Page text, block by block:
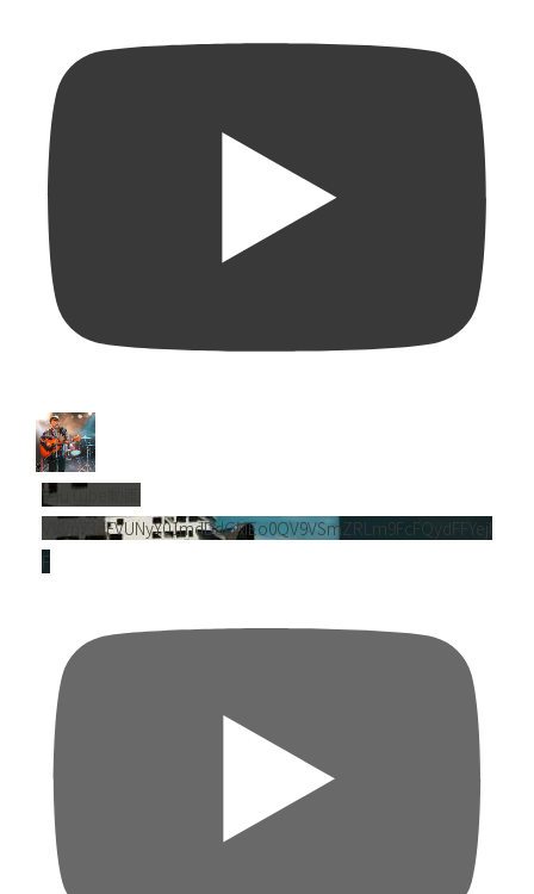
YouTube動画
VVVnY3dFVUNyY01mdDdGMEo0QV9VSmZRLm9FcFQydFFYejl
F